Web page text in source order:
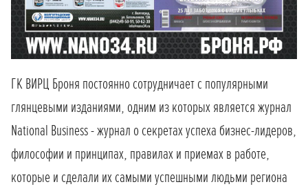
ГК ВИРЦ Броня постоянно сотрудничает с популярными
глянцевыми изданиями, одним из которых является журнал
National Business - журнал о секретах успеха бизнес-лидеров,
философии и принципах, правилах и приемах в работе,
которые и сделали их самыми успешными людьми региона